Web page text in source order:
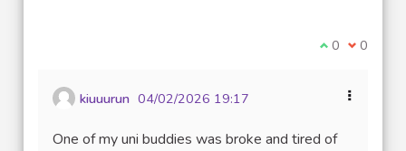
Je suis
0 Je ne
0
kiuuurun 04/02/2026 19:17
One of my uni buddies was broke and tired of